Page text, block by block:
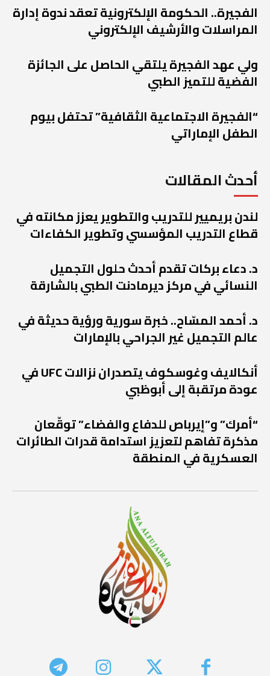
الفجيرة.. الحكومة الإلكترونية تعقد ندوة إدارة
المراسلات والأرشيف الإلكتروني
ولي عهد الفجيرة يلتقي الحاصل على الجائزة
الفضية للتميز الطبي
“الفجيرة الاجتماعية الثقافية” تحتفل بيوم
الطفل الإماراتي
أحدث المقالات
لندن بريميير للتدريب والتطوير يعزز مكانته في
قطاع التدريب المؤسسي وتطوير الكفاءات
د. دعاء بركات تقدم أحدث حلول التجميل
النسائي في مركز ديرمادنت الطبي بالشارقة
د. أحمد المسّاح.. خبرة سورية ورؤية حديثة في
عالم التجميل غير الجراحي بالإمارات
أنكالايف وغوسكوف يتصدران نزالات UFC في
عودة مرتقبة إلى أبوظبي
“أمرك” و”إيرباص للدفاع والفضاء” توقّعان
مذكرة تفاهم لتعزيز استدامة قدرات الطائرات
العسكرية في المنطقة